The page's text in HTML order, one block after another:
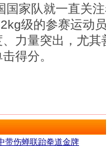
国家队就一直关
级的参赛运动
力量突出，尤
得分。
带伤蝉联跆拳道金牌